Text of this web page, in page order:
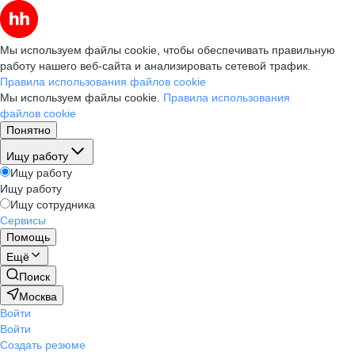
Мы используем файлы cookie, чтобы обеспечивать правильную
работу нашего веб-сайта и анализировать сетевой трафик.
Правила использования файлов cookie
Мы используем файлы cookie. Правила использования
файлов cookie
Понятно
Ищу работу
Ищу работу
Ищу работу
Ищу сотрудника
Сервисы
Помощь
Ещё
Поиск
Москва
Войти
Войти
Создать резюме